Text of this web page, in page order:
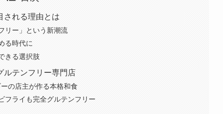
される理由とは
リー」という新潮流
る時代に
きる選択肢
ルテンフリー専門店
の店主が作る本格和食
フライも完全グルテンフリー